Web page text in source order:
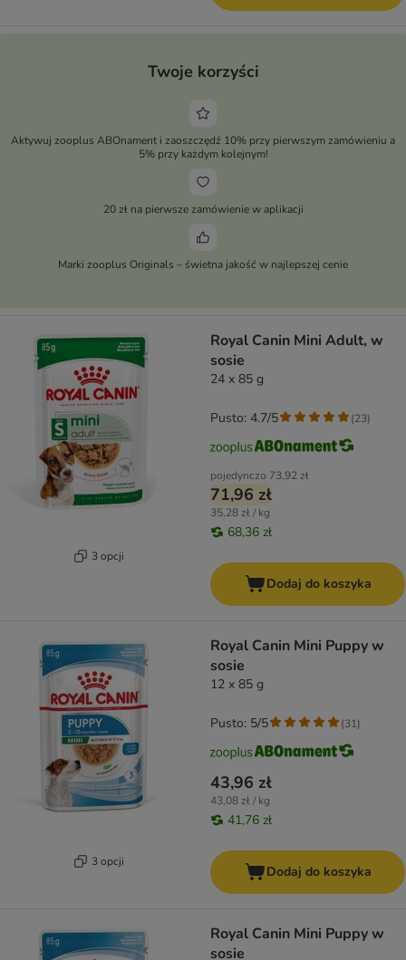
Twoje korzyści
Aktywuj zooplus ABOnament i zaoszczędź 10% przy pierwszym zamówieniu a
5% przy każdym kolejnym!
20 zł na pierwsze zamówienie w aplikacji
Marki zooplus Originals – świetna jakość w najlepszej cenie
3 opcji
Royal Canin Mini Adult, w
sosie
24 x 85 g
pojedynczo 73,92 zł
71,96 zł
35,28 zł / kg
68,36 zł
Pusto: 4.7/5 (23)
Dodaj do koszyka
3 opcji
Royal Canin Mini Puppy w
sosie
12 x 85 g
43,96 zł
43,08 zł / kg
41,76 zł
Pusto: 5/5 (31)
Dodaj do koszyka
Royal Canin Mini Puppy w
sosie